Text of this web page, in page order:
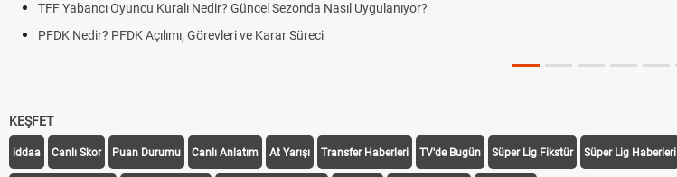
TFF Yabancı Oyuncu Kuralı Nedir? Güncel Sezonda Nasıl Uygulanıyor?
PFDK Nedir? PFDK Açılımı, Görevleri ve Karar Süreci
KEŞFET
iddaa Canlı Skor Puan Durumu Canlı Anlatım At Yarışı Transfer Haberleri TV'de Bugün Süper Lig Fikstür Süper Lig Haberleri